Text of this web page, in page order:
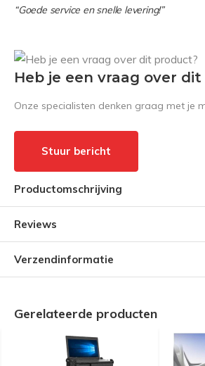
“Goede service en snelle levering!”
Heb je een vraag over
Onze specialisten denken graag met je
Stuur bericht
Productomschrijving
Reviews
Verzendinformatie
Gerelateerde producten